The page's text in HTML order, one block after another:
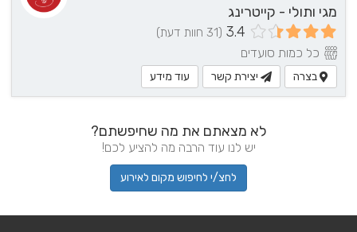
מגי ותולי - קייטרינג
3.4 (31 חוות דעת)
כל כמות סועדים
בצרה יצירת קשר עוד מידע
לא מצאתם את מה שחיפשתם?
יש לנו עוד הרבה מה להציע לכם!
לחצ/י לחיפוש מקום לאירוע